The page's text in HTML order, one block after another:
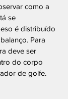
como a
se
é distribuído
Para
deve ser
do corpo
de golfe.